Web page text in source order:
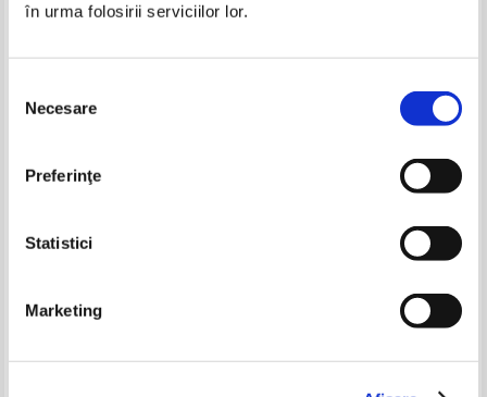
în urma folosirii serviciilor lor.
consimțământului
Necesare
Preferinţe
Statistici
Marketing
Gunter Grass - Intre Germania
Gunter Grass - In mers de rac